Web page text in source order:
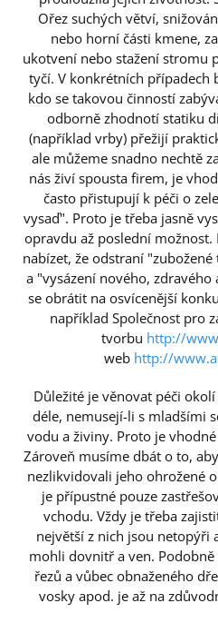
Ořez suchých větví,
nebo horní části kmene,
ukotvení nebo stažení stromu
tyčí. V konkrétních případech
kdo se takovou činností
odborně zhodnotí statiku
(například vrby) přežijí
ale můžeme snadno nechtě
nás živí spousta firem, je
často přistupují k péči o
vysaď". Proto je třeba jasně
opravdu až poslední
nabízet, že odstraní
a "vysázení nového, zdravého
se obrátit na osvícenější
například Společnost pro
tvorbu http://
web http://
Důležité je věnovat péči
déle, nemusejí-li s mladšími
vodu a živiny. Proto je
Zároveň musíme dbát o to,
nezlikvidovali jeho ohrožené
je přípustné pouze
vchodu. Vždy je třeba
největší z nich jsou netopýři
mohli dovnitř a ven.
řezů a vůbec obnaženého
vosky apod. je až na